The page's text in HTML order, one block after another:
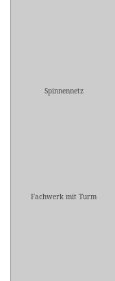
Spinnennetz
Fachwerk mit Turm